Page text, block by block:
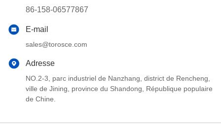
86-158-06577867
E-mail
sales@torosce.com
Adresse
NO.2-3, parc industriel de Nanzhang, district de Rencheng,
ville de Jining, province du Shandong, République populaire
de Chine.